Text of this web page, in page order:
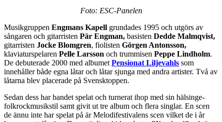
Foto: ESC-Panelen
Musikgruppen Engmans Kapell grundades 1995 och utgörs av
sångaren och gitarristen Pär Engman, basisten Dedde Malmqvist,
gitarristen Jocke Blomgren, fiolisten Görgen Antonsson,
klaviaturspelaren Pelle Larsson och trummisen Peppe Lindholm.
De debuterade 2000 med albumet Pensionat Liljevahls som
innehåller både egna låtar och låtar sjunga med andra artister. Två av
låtarna blev placerade på Svensktoppen.
Sedan dess har bandet spelat och turnerat ihop med sin hälsinge-
folkrockmusikstil samt givit ut tre album och flera singlar. En scen
de ännu inte har spelat på är Melodifestivalens scen vilket de i år